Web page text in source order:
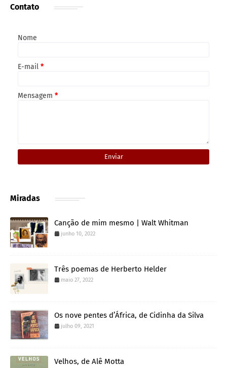
Contato
Nome
E-mail *
Mensagem *
Miradas
Canção de mim mesmo | Walt Whitman
junho 10, 2022
Três poemas de Herberto Helder
maio 27, 2022
Os nove pentes d’África, de Cidinha da Silva
julho 09, 2021
Velhos, de Alê Motta